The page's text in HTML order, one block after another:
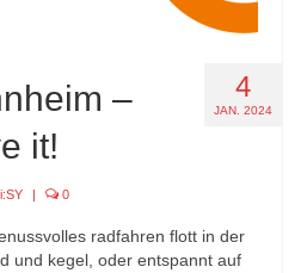
4
JAN. 2024
–
it!
i:SY | 0
radfahren flott in der
und kegel, oder entspannt auf